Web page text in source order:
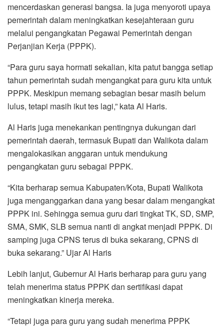
mencerdaskan generasi bangsa. Ia juga menyoroti upaya
pemerintah dalam meningkatkan kesejahteraan guru
melalui pengangkatan Pegawai Pemerintah dengan
Perjanjian Kerja (PPPK).
“Para guru saya hormati sekalian, kita patut bangga setiap
tahun pemerintah sudah mengangkat para guru kita untuk
PPPK. Meskipun memang sebagian besar masih belum
lulus, tetapi masih ikut tes lagi,” kata Al Haris.
Al Haris juga menekankan pentingnya dukungan dari
pemerintah daerah, termasuk Bupati dan Walikota dalam
mengalokasikan anggaran untuk mendukung
pengangkatan guru sebagai PPPK.
“Kita berharap semua Kabupaten/Kota, Bupati Walikota
juga menganggarkan dana yang besar dalam mengangkat
PPPK ini. Sehingga semua guru dari tingkat TK, SD, SMP,
SMA, SMK, SLB semua nanti di angkat menjadi PPPK. Di
samping juga CPNS terus di buka sekarang, CPNS di
buka sekarang.” Ujar Al Haris
Lebih lanjut, Gubernur Al Haris berharap para guru yang
telah menerima status PPPK dan sertifikasi dapat
meningkatkan kinerja mereka.
“Tetapi juga para guru yang sudah menerima PPPK